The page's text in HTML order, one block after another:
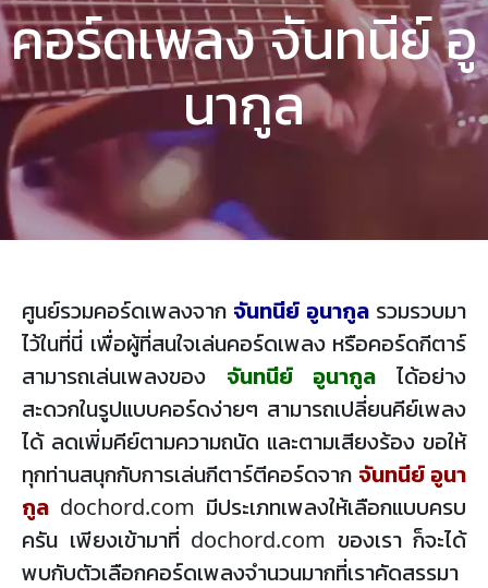
คอร์ดเพลง จันทนีย์ อู
นากูล
ศูนย์รวมคอร์ดเพลงจาก จันทนีย์ อูนากูล รวมรวบมา
ไว้ในที่นี่ เพื่อผู้ที่สนใจเล่นคอร์ดเพลง หรือคอร์ดกีตาร์
สามารถเล่นเพลงของ จันทนีย์ อูนากูล ได้อย่าง
สะดวกในรูปแบบคอร์ดง่ายๆ สามารถเปลี่ยนคีย์เพลง
ได้ ลดเพิ่มคีย์ตามความถนัด และตามเสียงร้อง ขอให้
ทุกท่านสนุกกับการเล่นกีตาร์ตีคอร์ดจาก จันทนีย์ อูนา
กูล dochord.com มีประเภทเพลงให้เลือกแบบครบ
ครัน เพียงเข้ามาที่ dochord.com ของเรา ก็จะได้
พบกับตัวเลือกคอร์ดเพลงจำนวนมากที่เราคัดสรรมา